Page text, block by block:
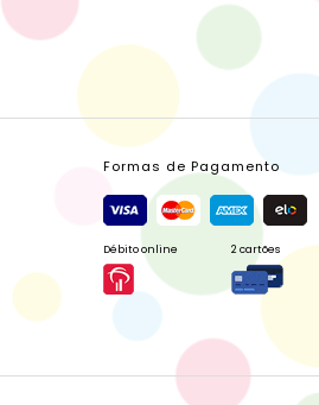
Formas de Pagamento
Débito online 2 cartões